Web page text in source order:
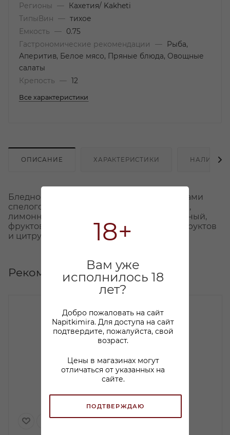
18+
Вам уже
исполнилось 18
лет?
Добро пожаловать на сайт
Napitkimira. Для доступа на сайт
подтвердите, пожалуйста, свой
возраст.
Цены в магазинах могут
отличаться от указанных на
сайте.
ПОДТВЕРЖДАЮ
Регионы
—
Кахетия/ Kakheti
ТипыВин
— тихое
Емкость
—
0.75
Гастрономические рекомендации
—
Рыба,
Аперитив, Белое мясо, Пряные блюда, Овощные
салаты
Крепость
— 12
Все характеристики
ОПИСАНИЕ ХАРАКТЕРИСТИКИ НАЛИЧИЕ
Бледно-соломенный цвет. Букет с оттенками
спелого яблока, груши, белой смородины,
лимонной цедры. Вкус освежающий, нежный,
фруктовый, с оттенками белых садовых фруктов
и цитрусовых.
Рекомендуем